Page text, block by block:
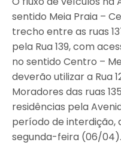
sentido Meia Praia –
trecho entre as ruas
pela Rua 139, com
no sentido Centro –
deverão utilizar a Rua
Moradores das ruas
residências pela
período de
segunda-feira (06/04).